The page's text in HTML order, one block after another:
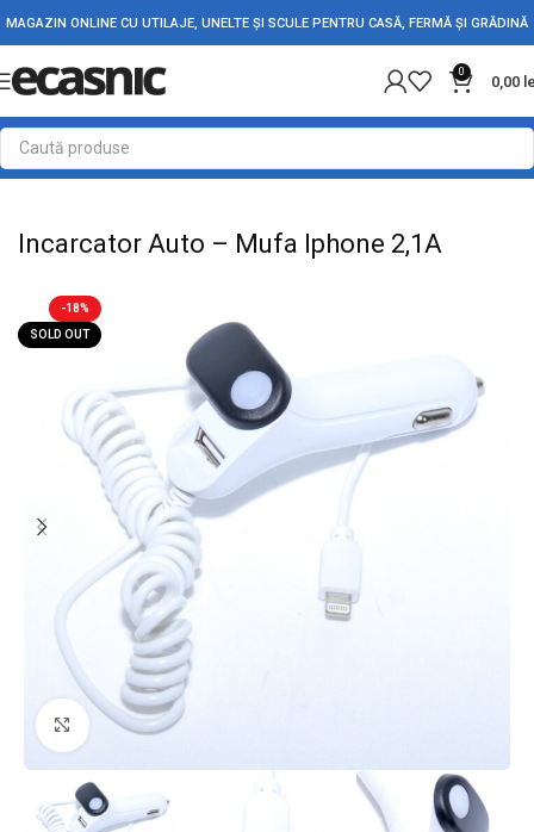
MAGAZIN ONLINE CU UTILAJE, UNELTE ȘI SCULE PENTRU CASĂ, FERMĂ ȘI GRĂDINĂ
0
0,00
Prima pagină Electrice Accesorii PC-Laptop-Telefon
Incarcator Auto – Mufa Iphone 2,1A
-18%
SOLD OUT
Mărește imaginea